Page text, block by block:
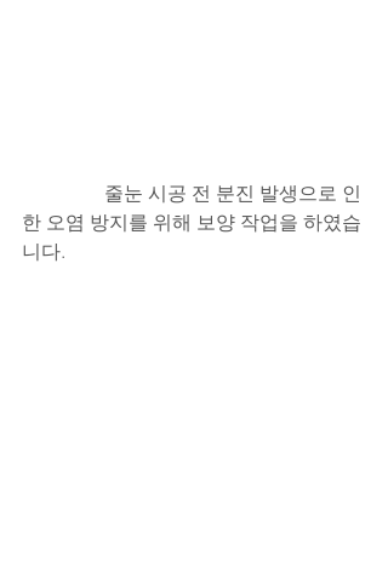
한 오염 방지를 위해 보양 작업을 하였습
니다.